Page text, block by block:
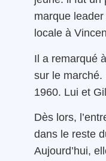
marque
locale à
Il a remarqué
sur le marché.
1960. Lui et
Dès lors,
dans le reste
Aujourd’hui,